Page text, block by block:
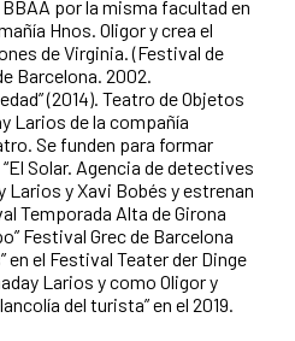
por la misma facultad en
Hnos. Oligor y crea el
de Virginia. (Festival de
Barcelona. 2002.
(2014). Teatro de Objetos
Larios de la compañía
Se funden para formar
Solar. Agencia de detectives
Larios y Xavi Bobés y estrenan
Temporada Alta de Girona
Festival Grec de Barcelona
en el Festival Teater der Dinge
Larios y como Oligor y
del turista” en el 2019.